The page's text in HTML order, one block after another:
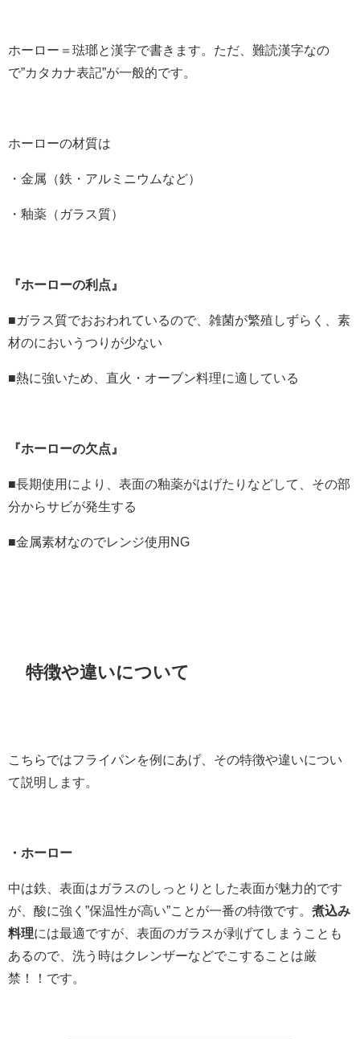
ホーロー＝琺瑯と漢字で書きます。ただ、難読漢字なの
で”カタカナ表記”が一般的です。
ホーローの材質は
・金属（鉄・アルミニウムなど）
・釉薬（ガラス質）
『ホーローの利点』
■ガラス質でおおわれているので、雑菌が繁殖しずらく、素
材のにおいうつりが少ない
■熱に強いため、直火・オーブン料理に適している
『ホーローの欠点』
■長期使用により、表面の釉薬がはげたりなどして、その部
分からサビが発生する
■金属素材なのでレンジ使用NG
特徴や違いについて
こちらではフライパンを例にあげ、その特徴や違いについ
て説明します。
・ホーロー
中は鉄、表面はガラスのしっとりとした表面が魅力的です
が、酸に強く”保温性が高い”ことが一番の特徴です。 煮込み
料理には最適ですが、表面のガラスが剥げてしまうことも
あるので、洗う時はクレンザーなどでこすることは厳
禁！！です。